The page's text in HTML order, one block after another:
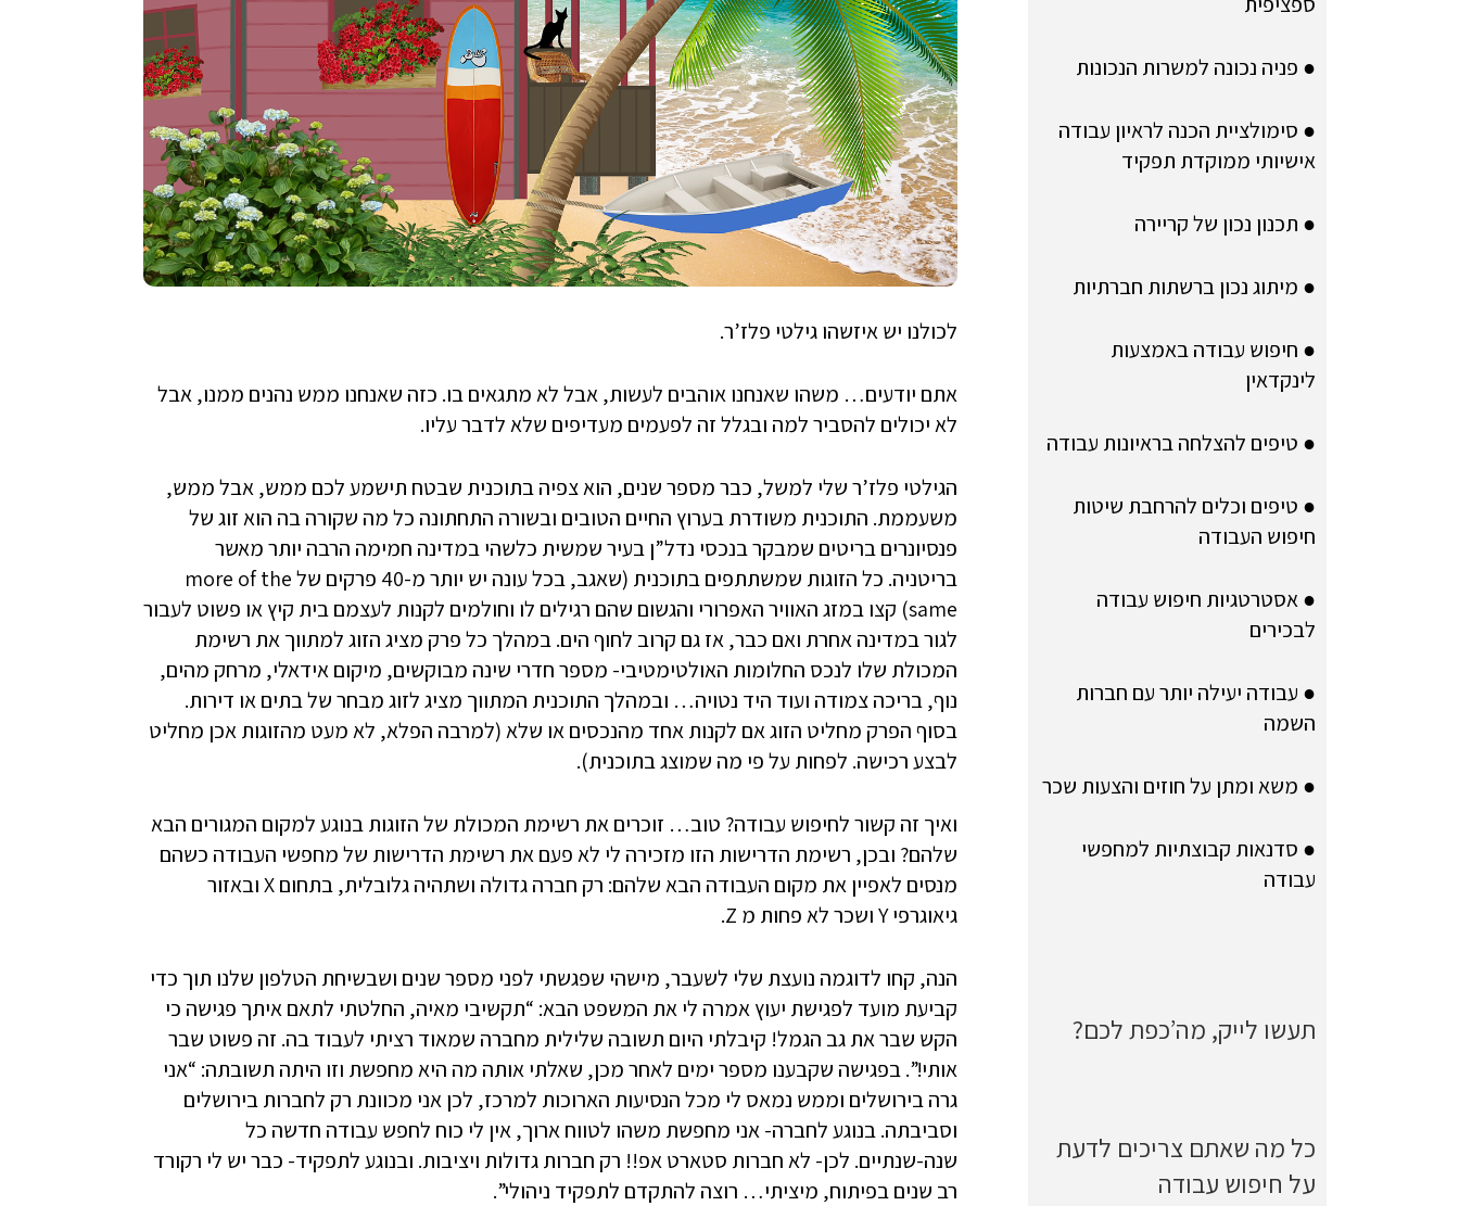
לכולנו יש איזשהו גילטי פלז’ר.
אתם יודעים… משהו שאנחנו אוהבים לעשות, אבל לא מתגאים בו. כזה שאנחנו ממש נהנים ממנו, אבל
לא יכולים להסביר למה ובגלל זה לפעמים מעדיפים שלא לדבר עליו.
הגילטי פלז’ר שלי למשל, כבר מספר שנים, הוא צפיה בתוכנית שבטח תישמע לכם ממש, אבל ממש,
משעממת. התוכנית משודרת בערוץ החיים הטובים ובשורה התחתונה כל מה שקורה בה הוא זוג של
פנסיונרים בריטים שמבקר בנכסי נדל”ן בעיר שמשית כלשהי במדינה חמימה הרבה יותר מאשר
בריטניה. כל הזוגות שמשתתפים בתוכנית (שאגב, בכל עונה יש יותר מ-40 פרקים של more of the
same) קצו במזג האוויר האפרורי והגשום שהם רגילים לו וחולמים לקנות לעצמם בית קיץ או פשוט לעבור
לגור במדינה אחרת ואם כבר, אז גם קרוב לחוף הים. במהלך כל פרק מציג הזוג למתווך את רשימת
המכולת שלו לנכס החלומות האולטימטיבי- מספר חדרי שינה מבוקשים, מיקום אידאלי, מרחק מהים,
נוף, בריכה צמודה ועוד היד נטויה… ובמהלך התוכנית המתווך מציג לזוג מבחר של בתים או דירות.
בסוף הפרק מחליט הזוג אם לקנות אחד מהנכסים או שלא (למרבה הפלא, לא מעט מהזוגות אכן מחליט
לבצע רכישה. לפחות על פי מה שמוצג בתוכנית).
ואיך זה קשור לחיפוש עבודה? טוב… זוכרים את רשימת המכולת של הזוגות בנוגע למקום המגורים הבא
שלהם? ובכן, רשימת הדרישות הזו מזכירה לי לא פעם את רשימת הדרישות של מחפשי העבודה כשהם
מנסים לאפיין את מקום העבודה הבא שלהם: רק חברה גדולה ושתהיה גלובלית, בתחום X ובאזור
גיאוגרפי Y ושכר לא פחות מ Z.
הנה, קחו לדוגמה נועצת שלי לשעבר, מישהי שפגשתי לפני מספר שנים ושבשיחת הטלפון שלנו תוך כדי
קביעת מועד לפגישת יעוץ אמרה לי את המשפט הבא: “תקשיבי מאיה, החלטתי לתאם איתך פגישה כי
הקש שבר את גב הגמל! קיבלתי היום תשובה שלילית מחברה שמאוד רציתי לעבוד בה. זה פשוט שבר
אותי!”. בפגישה שקבענו מספר ימים לאחר מכן, שאלתי אותה מה היא מחפשת וזו היתה תשובתה: “אני
גרה בירושלים וממש נמאס לי מכל הנסיעות הארוכות למרכז, לכן אני מכוונת רק לחברות בירושלים
וסביבתה. בנוגע לחברה- אני מחפשת משהו לטווח ארוך, אין לי כוח לחפש עבודה חדשה כל
שנה-שנתיים. לכן- לא חברות סטארט אפ!! רק חברות גדולות ויציבות. ובנוגע לתפקיד- כבר יש לי רקורד
רב שנים בפיתוח, מיציתי… רוצה להתקדם לתפקיד ניהולי”.
● פניה נכונה למשרות הנכונות
● סימולציית הכנה לראיון עבודה
אישיותי ממוקדת תפקיד
● תכנון נכון של קריירה
● מיתוג נכון ברשתות חברתיות
● חיפוש עבודה באמצעות
לינקדאין
● טיפים להצלחה בראיונות עבודה
● טיפים וכלים להרחבת שיטות
חיפוש העבודה
● אסטרטגיות חיפוש עבודה
לבכירים
● עבודה יעילה יותר עם חברות
השמה
● משא ומתן על חוזים והצעות שכר
● סדנאות קבוצתיות למחפשי
עבודה
תעשו לייק, מה’כפת לכם?
כל מה שאתם צריכים לדעת
על חיפוש עבודה